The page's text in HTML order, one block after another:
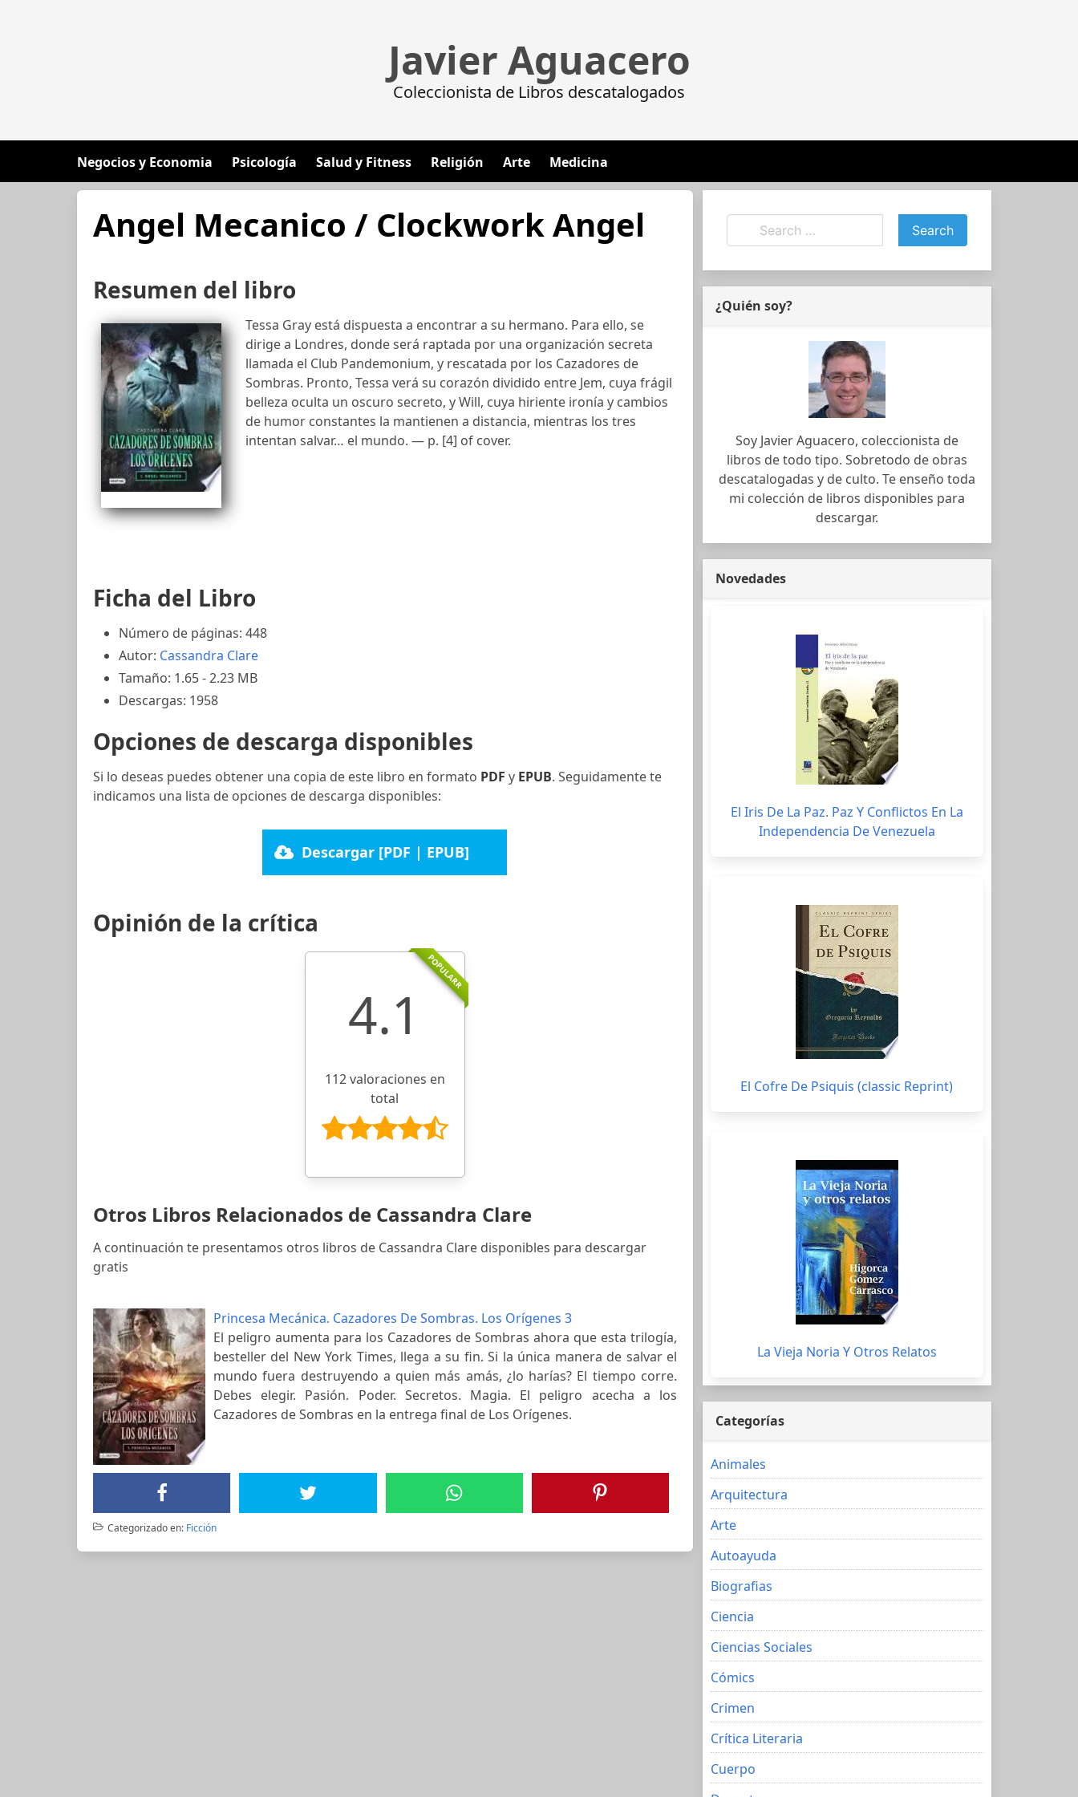
Javier Aguacero
Coleccionista de Libros descatalogados
Negocios y Economia Psicología Salud y Fitness Religión Arte Medicina
Angel Mecanico / Clockwork Angel
Resumen del libro
Tessa Gray está dispuesta a encontrar a su hermano. Para ello, se
dirige a Londres, donde será raptada por una organización secreta
llamada el Club Pandemonium, y rescatada por los Cazadores de
Sombras. Pronto, Tessa verá su corazón dividido entre Jem, cuya frágil
belleza oculta un oscuro secreto, y Will, cuya hiriente ironía y cambios
de humor constantes la mantienen a distancia, mientras los tres
intentan salvar… el mundo. — p. [4] of cover.
Ficha del Libro
Número de páginas: 448
Autor: Cassandra Clare
Tamaño: 1.65 - 2.23 MB
Descargas: 1958
Opciones de descarga disponibles
Si lo deseas puedes obtener una copia de este libro en formato PDF y EPUB. Seguidamente te
indicamos una lista de opciones de descarga disponibles:
Descargar [PDF | EPUB]
Opinión de la crítica
POPULARR
4.1
112 valoraciones en
total
Otros Libros Relacionados de Cassandra Clare
A continuación te presentamos otros libros de Cassandra Clare disponibles para descargar
gratis
Princesa Mecánica. Cazadores De Sombras. Los Orígenes 3
El peligro aumenta para los Cazadores de Sombras ahora que esta trilogía,
besteller del New York Times, llega a su fin. Si la única manera de salvar el
mundo fuera destruyendo a quien más amás, ¿lo harías? El tiempo corre.
Debes elegir. Pasión. Poder. Secretos. Magia. El peligro acecha a los
Cazadores de Sombras en la entrega final de Los Orígenes.
Categorizado en: Ficción
¿Quién soy?
Soy Javier Aguacero, coleccionista de
libros de todo tipo. Sobretodo de obras
descatalogadas y de culto. Te enseño toda
mi colección de libros disponibles para
descargar.
Novedades
El Iris De La Paz. Paz Y Conflictos En La
Independencia De Venezuela
El Cofre De Psiquis (classic Reprint)
La Vieja Noria Y Otros Relatos
Categorías
Animales
Arquitectura
Arte
Autoayuda
Biografias
Ciencia
Ciencias Sociales
Cómics
Crimen
Crítica Literaria
Cuerpo